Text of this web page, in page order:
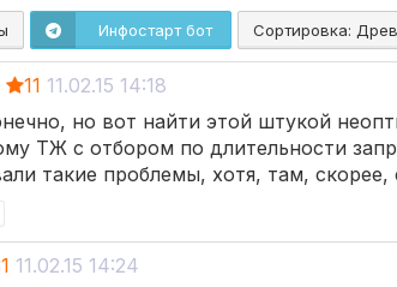
Инфостарт бот Сортировка:
11 11.02.15 14:18
но вот найти этой штукой
ТЖ с отбором по длительности
такие проблемы, хотя, там,
11.02.15 14:24